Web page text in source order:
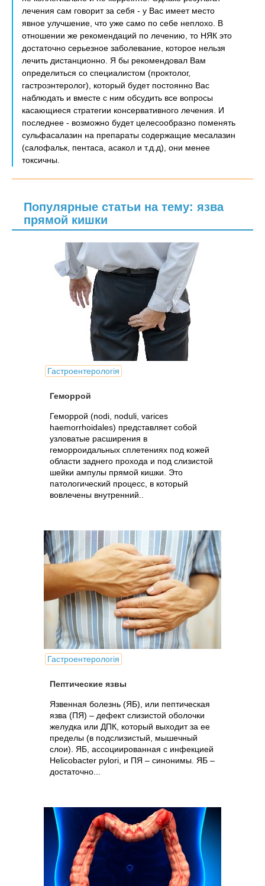
лечения сам говорит за себя - у Вас имеет место
явное улучшение, что уже само по себе неплохо. В
отношении же рекомендаций по лечению, то НЯК это
достаточно серьезное заболевание, которое нельзя
лечить дистанционно. Я бы рекомендовал Вам
определиться со специалистом (проктолог,
гастроэнтеролог), который будет постоянно Вас
наблюдать и вместе с ним обсудить все вопросы
касающиеся стратегии консервативного лечения. И
последнее - возможно будет целесообразно поменять
сульфасалазин на препараты содержащие месалазин
(салофальк, пентаса, асакол и т.д.д), они менее
токсичны.
Популярные статьи на тему: язва
прямой кишки
Гастроентерологія
Геморрой
Геморрой (nodi, noduli, varices
haemorrhoidales) представляет собой
узловатые расширения в
геморроидальных сплетениях под кожей
области заднего прохода и под слизистой
шейки ампулы прямой кишки. Это
патологический процесс, в который
вовлечены внутренний..
Гастроентерологія
Пептические язвы
Язвенная болезнь (ЯБ), или пептическая
язва (ПЯ) – дефект слизистой оболочки
желудка или ДПК, который выходит за ее
пределы (в подслизистый, мышечный
слои). ЯБ, ассоциированная с инфекцией
Helicobacter pylori, и ПЯ – синонимы. ЯБ –
достаточно...